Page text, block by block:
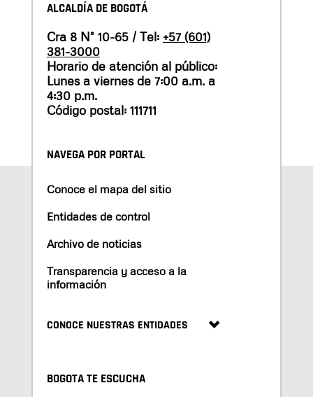
ALCALDÍA DE BOGOTÁ
Cra 8 N° 10-65 / Tel: +57 (601)
381-3000
Horario de atención al público:
Lunes a viernes de 7:00 a.m. a
4:30 p.m.
Código postal: 111711
NAVEGA POR PORTAL
Conoce el mapa del sitio
Entidades de control
Archivo de noticias
Transparencia y acceso a la
información
CONOCE NUESTRAS ENTIDADES
BOGOTA TE ESCUCHA